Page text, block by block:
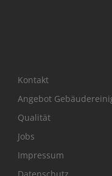
Kontakt
Angebot
Qualität
Jobs
Impressum
Datenschutz